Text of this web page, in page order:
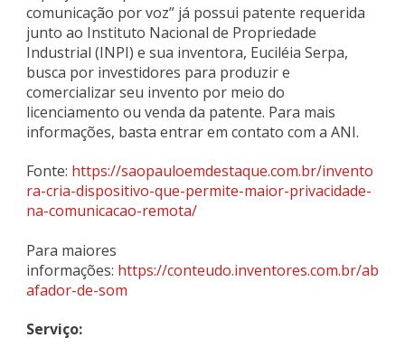
comunicação por voz” já possui patente requerida
junto ao Instituto Nacional de Propriedade
Industrial (INPI) e sua inventora, Euciléia Serpa,
busca por investidores para produzir e
comercializar seu invento por meio do
licenciamento ou venda da patente. Para mais
informações, basta entrar em contato com a ANI.
Fonte: https://saopauloemdestaque.com.br/invento
ra-cria-dispositivo-que-permite-maior-privacidade-
na-comunicacao-remota/
Para maiores
informações: https://conteudo.inventores.com.br/ab
afador-de-som
Serviço: